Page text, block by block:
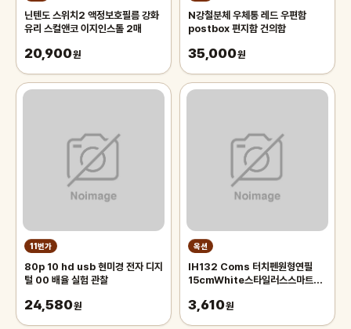
닌텐도 스위치2 액정보호필름 강화
유리 스컬앤코 이지인스톨 2매
20,900원
N강철분체 우체통 레드 우편함
postbox 편지함 건의함
35,000원
11번가
80p 10 hd usb 현미경 전자 디지
털 00 배율 실험 관찰
24,580원
옥션
IH132 Coms 터치펜원형연필
15cmWhite스타일러스스마트폰
3,610원